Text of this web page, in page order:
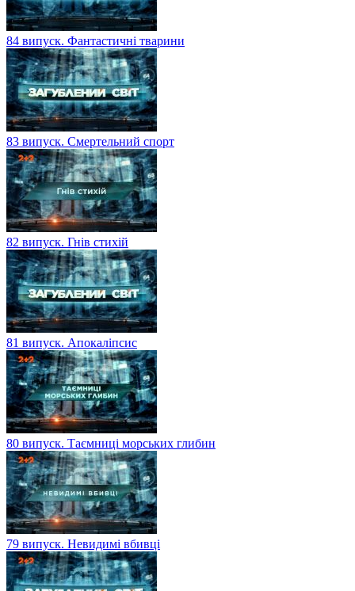
84 випуск. Фантастичні тварини
83 випуск. Смертельний спорт
82 випуск. Гнів стихій
81 випуск. Апокаліпсис
80 випуск. Таємниці морських глибин
79 випуск. Невидимі вбивці